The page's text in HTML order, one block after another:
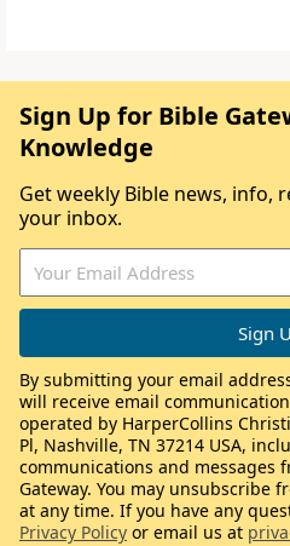
Sign Up for Bible
Knowledge
Get weekly Bible news, info,
your inbox.
By submitting your email
will receive email
operated by HarperCollins
Pl, Nashville, TN 37214 USA,
communications and messages
Gateway. You may unsubscribe
at any time. If you have any
Privacy Policy or email us at